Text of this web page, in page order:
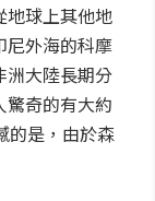
地球上其他地
尼外海的科摩
洲大陸長期分
驚奇的有大約
的是，由於森